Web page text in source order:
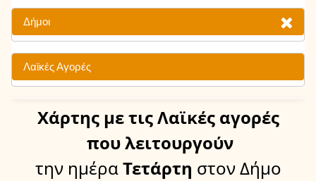
Δήμοι
Λαϊκές Αγορές
Χάρτης με τις Λαϊκές αγορές
που λειτουργούν
την ημέραΤετάρτη στον Δήμο